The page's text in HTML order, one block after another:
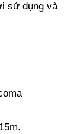
sử dụng và